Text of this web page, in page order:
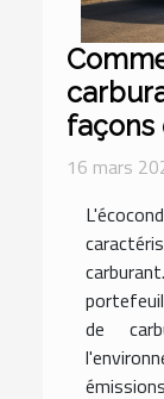
façons
16 mars
de